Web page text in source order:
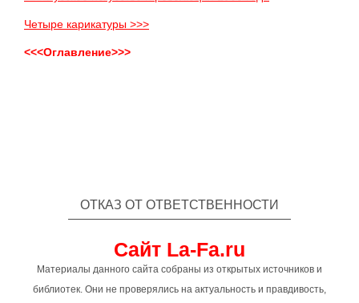
Четыре карикатуры >>>
<<<Оглавление>>>
ОТКАЗ ОТ ОТВЕТСТВЕННОСТИ
Сайт La-Fa.ru
Материалы данного сайта собраны из открытых источников и
библиотек. Они не проверялись на актуальность и правдивость,